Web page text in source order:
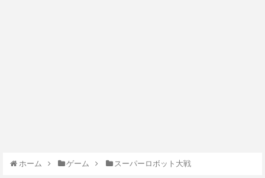
ホーム ゲーム スーパーロボット大戦